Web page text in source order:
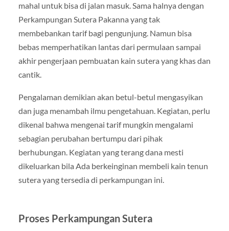
mahal untuk bisa di jalan masuk. Sama halnya dengan
Perkampungan Sutera Pakanna yang tak
membebankan tarif bagi pengunjung. Namun bisa
bebas memperhatikan lantas dari permulaan sampai
akhir pengerjaan pembuatan kain sutera yang khas dan
cantik.
Pengalaman demikian akan betul-betul mengasyikan
dan juga menambah ilmu pengetahuan. Kegiatan, perlu
dikenal bahwa mengenai tarif mungkin mengalami
sebagian perubahan bertumpu dari pihak
berhubungan. Kegiatan yang terang dana mesti
dikeluarkan bila Ada berkeinginan membeli kain tenun
sutera yang tersedia di perkampungan ini.
Proses Perkampungan Sutera